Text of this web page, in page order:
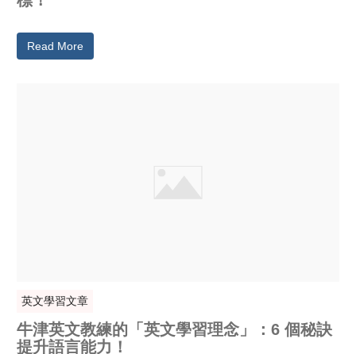
Read More
英文學習文章
牛津英文教練的「英文學習理念」：6 個秘訣
提升語言能力！